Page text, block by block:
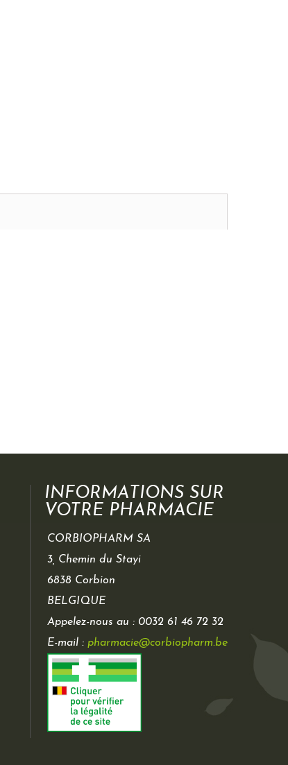
INFORMATIONS SUR
VOTRE PHARMACIE
CORBIOPHARM SA
3, Chemin du Stayi
6838 Corbion
BELGIQUE
Appelez-nous au : 0032 61 46 72 32
E-mail : pharmacie@corbiopharm.be